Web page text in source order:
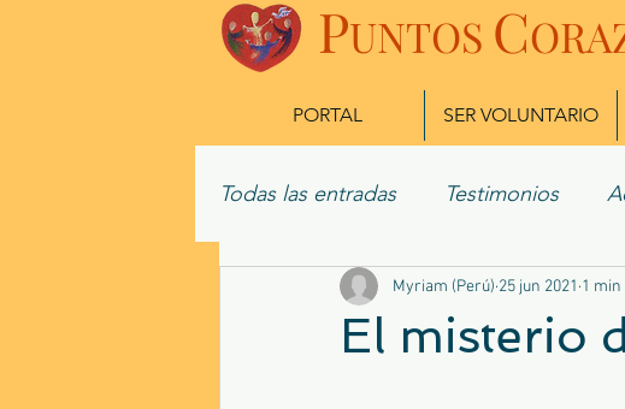
PUNTOS C
PORTAL SER VOLUNTARIO
Todas las entradas Testimonios
Misioneros Actuales Ex
El misterio
Myriam (Perú) 25 jun 2021 1